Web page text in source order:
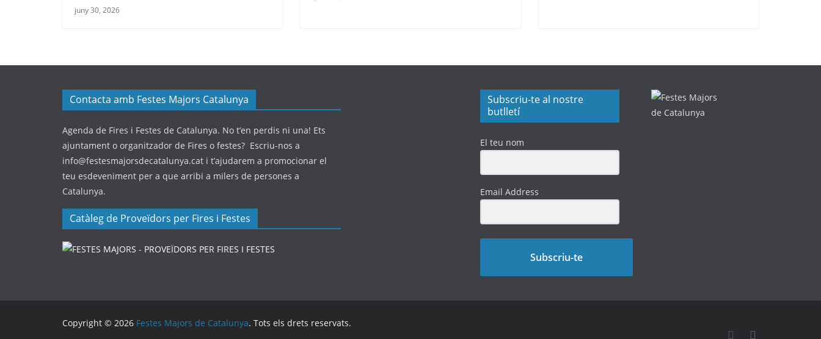
juny 30, 2026
Contacta amb Festes Majors Catalunya
Agenda de Fires i Festes de Catalunya. No t’en perdis ni una! Ets
ajuntament o organitzador de Fires o festes? Escriu-nos a
info@festesmajorsdecatalunya.cat i t’ajudarem a promocionar el
teu esdeveniment per a que arribi a milers de persones a
Catalunya.
Catàleg de Proveïdors per Fires i Festes
Subscriu-te al nostre
butlletí
El teu nom
Email Address
Subscriu-te
Copyright © 2026 Festes Majors de Catalunya. Tots els drets reservats.